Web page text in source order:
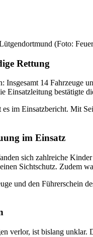
(Foto:
Rettung
Insgesamt 14 Fahrzeuge
bestätigte
im Einsatzbericht. Mit
im Einsatz
sich zahlreiche
Sichtschutz. Zudem
und den Führerschein
verlor, ist bislang